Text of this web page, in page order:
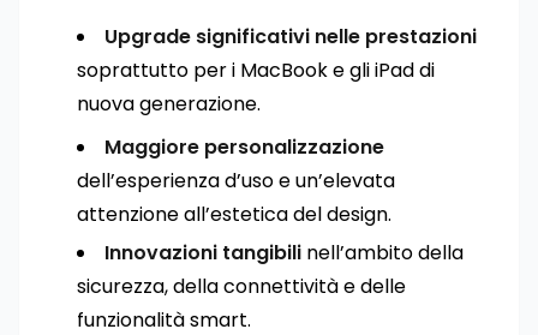
Upgrade significativi nelle prestazioni
soprattutto per i MacBook e gli iPad di
nuova generazione.
Maggiore personalizzazione
dell’esperienza d’uso e un’elevata
attenzione all’estetica del design.
Innovazioni tangibili nell’ambito della
sicurezza, della connettività e delle
funzionalità smart.